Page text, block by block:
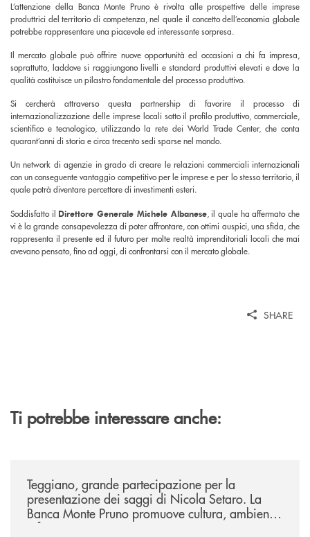
L’attenzione della Banca Monte Pruno è rivolta alle prospettive delle imprese
produttrici del territorio di competenza, nel quale il concetto dell’economia globale
potrebbe rappresentare una piacevole ed interessante sorpresa.
Il mercato globale può offrire nuove opportunità ed occasioni a chi fa impresa,
soprattutto, laddove si raggiungono livelli e standard produttivi elevati e dove la
qualità costituisce un pilastro fondamentale del processo produttivo.
Si cercherà attraverso questa partnership di favorire il processo di
internazionalizzazione delle imprese locali sotto il profilo produttivo, commerciale,
scientifico e tecnologico, utilizzando la rete dei World Trade Center, che conta
quarant’anni di storia e circa trecento sedi sparse nel mondo.
Un network di agenzie in grado di creare le relazioni commerciali internazionali
con un conseguente vantaggio competitivo per le imprese e per lo stesso territorio, il
quale potrà diventare percettore di investimenti esteri.
Soddisfatto il Direttore Generale Michele Albanese, il quale ha affermato che
vi è la grande consapevolezza di poter affrontare, con ottimi auspici, una sfida, che
rappresenta il presente ed il futuro per molte realtà imprenditoriali locali che mai
avevano pensato, fino ad oggi, di confrontarsi con il mercato globale.
SHARE
Ti potrebbe interessare anche:
Teggiano, grande partecipazione per la
presentazione dei saggi di Nicola Setaro. La
Banca Monte Pruno promuove cultura, ambiente
e futuro